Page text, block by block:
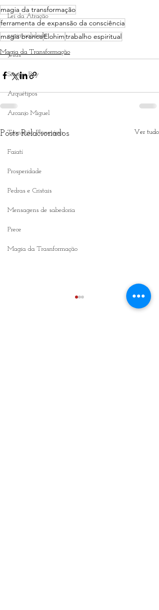
Lei da Atração
espiritualidade
Jesus
Serapis Bey
Arquétipos
Arcanjo Miguel
Transição Planetária
Faiatí
Prosperidade
Pedras e Cristais
Mensagens de sabedoria
Prece
Magia da Trasnformação
magia da transformação
ferramenta de expansão da consciência
magia brancaElohimtrabalho espiritual
Magia da Transformação
Posts Relacionados Ver tudo